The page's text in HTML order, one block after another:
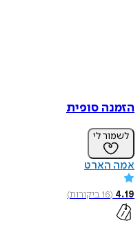
הזמנה סופית
לשמור לי
אמה הארט
4.19
(
16ביקורות)